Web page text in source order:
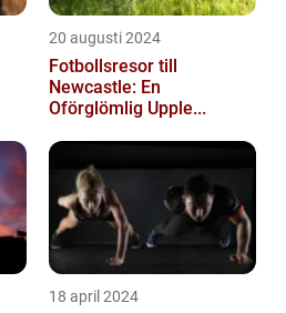
20 augusti 2024
Fotbollsresor till
Newcastle: En
Oförglömlig Upple...
18 april 2024